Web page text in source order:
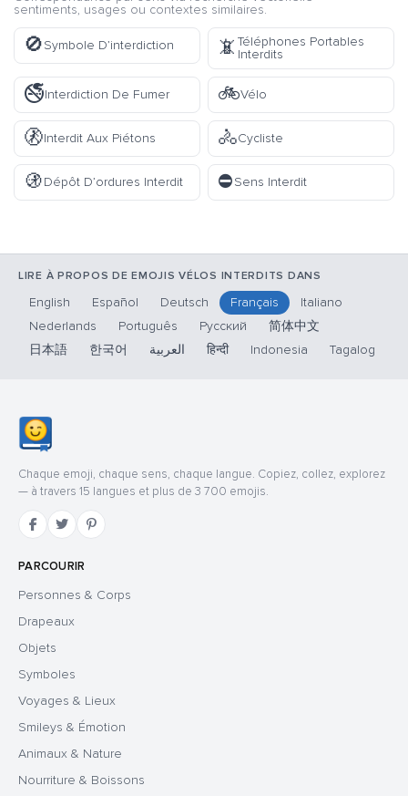
sentiments, usages ou contextes similaires.
🚫Symbole D’interdiction 📵 Téléphones Portables
Interdits
🚭Interdiction De Fumer 🚲Vélo
🚷Interdit Aux Piétons 🚴Cycliste
🚯Dépôt D’ordures Interdit ⛔Sens Interdit
LIRE À PROPOS DE EMOJIS VÉLOS INTERDITS DANS
English Español Deutsch Français
Italiano
Nederlands
Português Русский
简体中文
日本語
한국어 العربية हिन्दी Indonesia Tagalog
Chaque emoji, chaque sens, chaque langue. Copiez, collez, explorez
— à travers 15 langues et plus de 3 700 emojis.
PARCOURIR
Personnes & Corps
Drapeaux
Objets
Symboles
Voyages & Lieux
Smileys & Émotion
Animaux & Nature
Nourriture & Boissons